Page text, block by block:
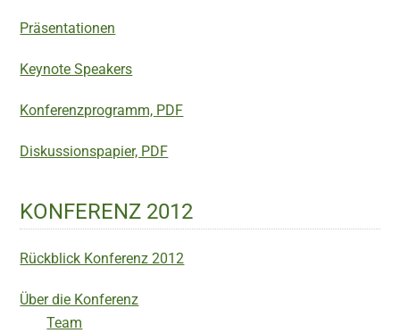
Präsentationen
Keynote Speakers
Konferenzprogramm, PDF
Diskussionspapier, PDF
KONFERENZ 2012
Rückblick Konferenz 2012
Über die Konferenz
Team